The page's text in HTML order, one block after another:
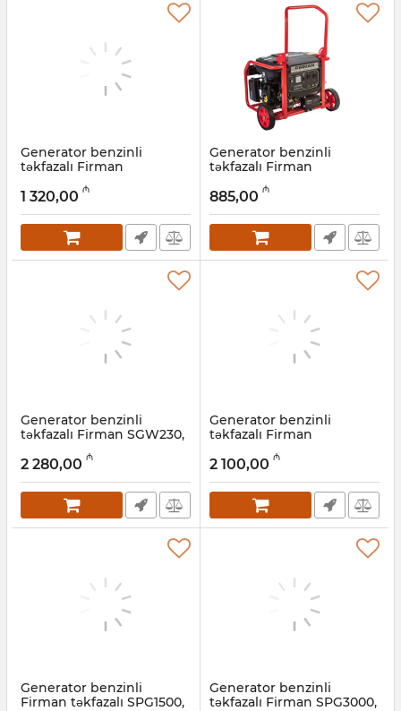
Generator benzinli
təkfazalı Firman
Artikul: 022001020
1 320,00 ₼
Generator benzinli
təkfazalı Firman
Artikul: 022001019
885,00 ₼
Generator benzinli
təkfazalı Firman SGW230,
Artikul: 022001018
2 280,00 ₼
Generator benzinli
təkfazalı Firman
Artikul: 022001017
2 100,00 ₼
Generator benzinli
Firman təkfazalı SPG1500,
Generator benzinli
təkfazalı Firman SPG3000,